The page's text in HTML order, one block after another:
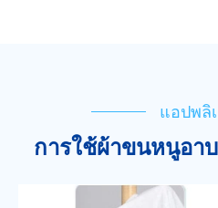
แอปพลิ
การใช้ผ้าขนหนูอา